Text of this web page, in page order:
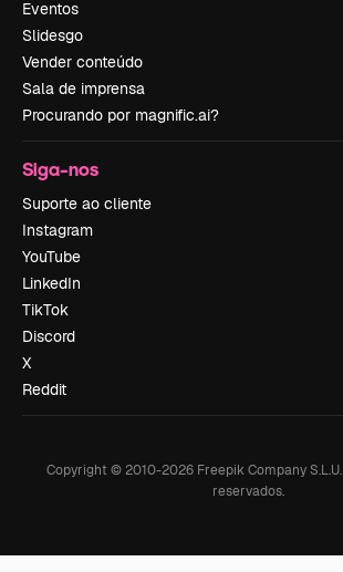
Eventos
Slidesgo
Vender conteúdo
Sala de imprensa
Procurando por magnific.ai?
Siga-nos
Suporte ao cliente
Instagram
YouTube
LinkedIn
TikTok
Discord
X
Reddit
Copyright © 2010-2026Freepik Company S.L.U.
reservados.